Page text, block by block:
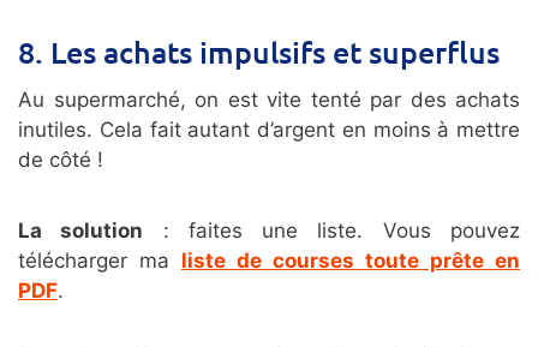
8. Les achats impulsifs et superflus
Au supermarché, on est vite tenté par des achats
inutiles. Cela fait autant d’argent en moins à mettre
de côté !
La solution : faites une liste. Vous pouvez
télécharger ma liste de courses toute prête en
PDF.